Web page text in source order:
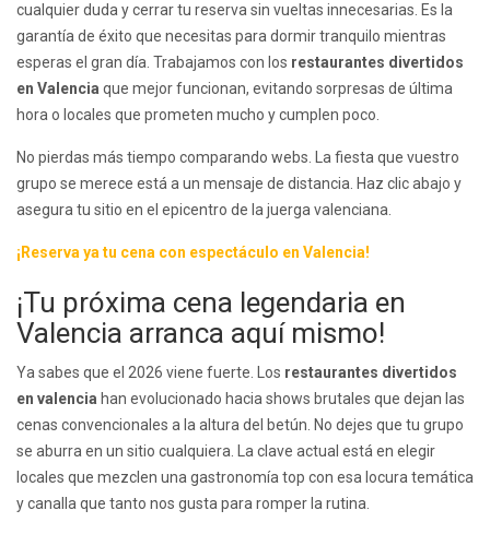
cualquier duda y cerrar tu reserva sin vueltas innecesarias. Es la
garantía de éxito que necesitas para dormir tranquilo mientras
esperas el gran día. Trabajamos con los restaurantes divertidos
en Valencia que mejor funcionan, evitando sorpresas de última
hora o locales que prometen mucho y cumplen poco.
No pierdas más tiempo comparando webs. La fiesta que vuestro
grupo se merece está a un mensaje de distancia. Haz clic abajo y
asegura tu sitio en el epicentro de la juerga valenciana.
¡Reserva ya tu cena con espectáculo en Valencia!
¡Tu próxima cena legendaria en
Valencia arranca aquí mismo!
Ya sabes que el 2026 viene fuerte. Los restaurantes divertidos
en valencia han evolucionado hacia shows brutales que dejan las
cenas convencionales a la altura del betún. No dejes que tu grupo
se aburra en un sitio cualquiera. La clave actual está en elegir
locales que mezclen una gastronomía top con esa locura temática
y canalla que tanto nos gusta para romper la rutina.